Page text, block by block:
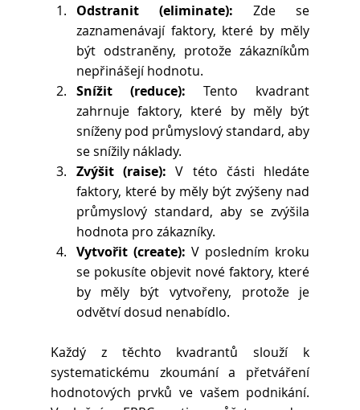
Odstranit (eliminate): Zde se
zaznamenávají faktory, které by měly
být odstraněny, protože zákazníkům
nepřinášejí hodnotu.
Snížit (reduce): Tento kvadrant
zahrnuje faktory, které by měly být
sníženy pod průmyslový standard, aby
se snížily náklady.
Zvýšit (raise): V této části hledáte
faktory, které by měly být zvýšeny nad
průmyslový standard, aby se zvýšila
hodnota pro zákazníky.
Vytvořit (create): V posledním kroku
se pokusíte objevit nové faktory, které
by měly být vytvořeny, protože je
odvětví dosud nenabídlo.
Každý z těchto kvadrantů slouží k
systematickému zkoumání a přetváření
hodnotových prvků ve vašem podnikání.